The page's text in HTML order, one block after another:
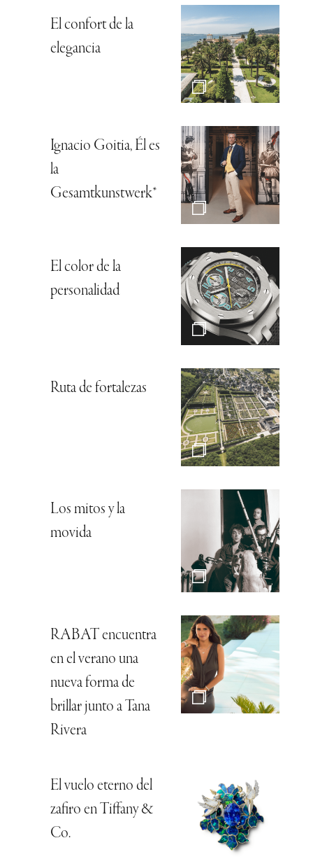
El confort de la
elegancia
Ignacio Goitia, Él es
la
Gesamtkunstwerk*
El color de la
personalidad
Ruta de fortalezas
Los mitos y la
movida
RABAT encuentra
en el verano una
nueva forma de
brillar junto a Tana
Rivera
El vuelo eterno del
zafiro en Tiffany &
Co.